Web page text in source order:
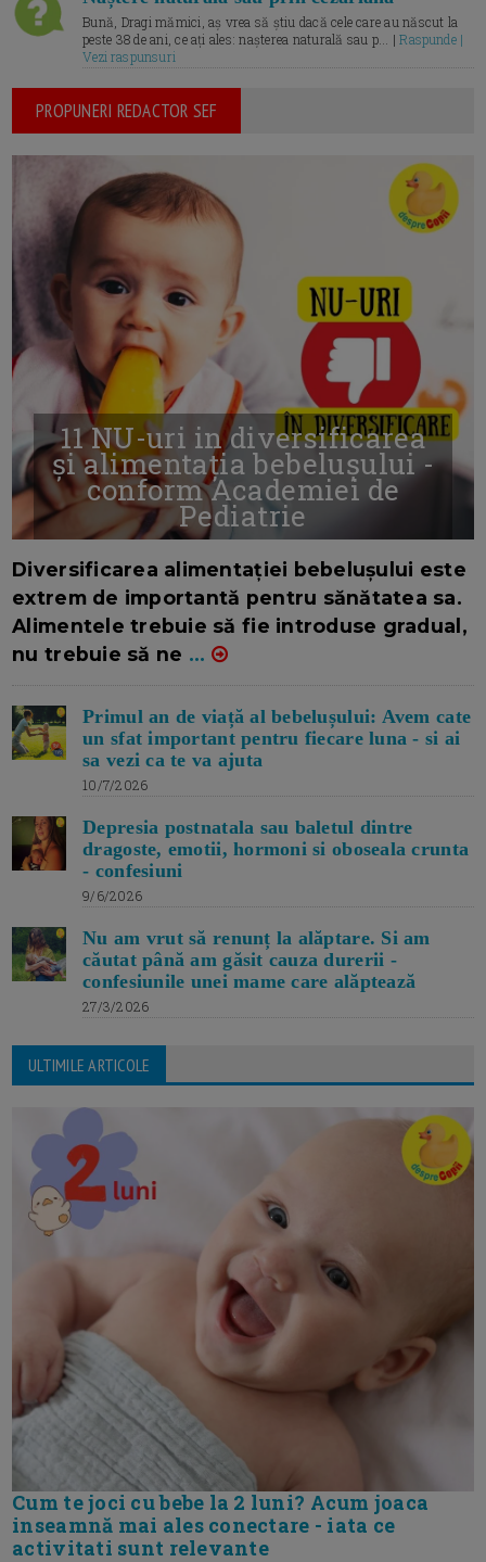
Bună, Dragi mămici, aș vrea să știu dacă cele care au născut la
peste 38 de ani, ce ați ales: nașterea naturală sau p... |Raspunde |
Vezi raspunsuri
PROPUNERI REDACTOR SEF
11 NU-uri in diversificarea
și alimentația bebelușului -
conform Academiei de
Pediatrie
Diversificarea alimentației bebelușului este
extrem de importantă pentru sănătatea sa.
Alimentele trebuie să fie introduse gradual,
nu trebuie să ne ...
Primul an de viață al bebelușului: Avem cate
un sfat important pentru fiecare luna - si ai
sa vezi ca te va ajuta
10/7/2026
Depresia postnatala sau baletul dintre
dragoste, emotii, hormoni si oboseala crunta
- confesiuni
9/6/2026
Nu am vrut să renunț la alăptare. Si am
căutat până am găsit cauza durerii -
confesiunile unei mame care alăptează
27/3/2026
ULTIMILE ARTICOLE
Cum te joci cu bebe la 2 luni? Acum joaca
inseamnă mai ales conectare - iata ce
activitati sunt relevante